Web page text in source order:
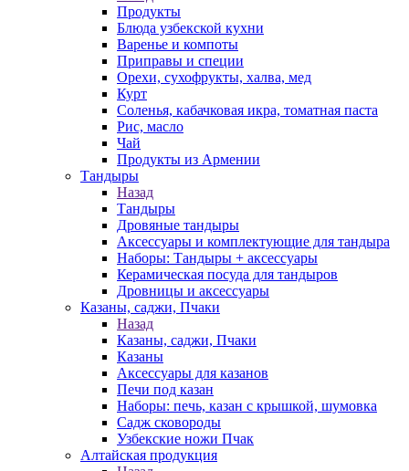
Продукты
Блюда узбекской кухни
Варенье и компоты
Приправы и специи
Орехи, сухофрукты, халва, мед
Курт
Соленья, кабачковая икра, томатная паста
Рис, масло
Чай
Продукты из Армении
Тандыры
Назад
Тандыры
Дровяные тандыры
Аксессуары и комплектующие для тандыра
Наборы: Тандыры + аксессуары
Керамическая посуда для тандыров
Дровницы и аксессуары
Казаны, саджи, Пчаки
Назад
Казаны, саджи, Пчаки
Казаны
Аксессуары для казанов
Печи под казан
Наборы: печь, казан с крышкой, шумовка
Садж сковороды
Узбекские ножи Пчак
Алтайская продукция